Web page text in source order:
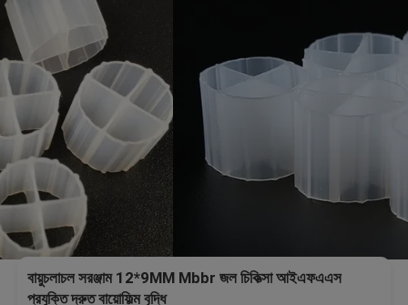
বায়ুচলাচল সরঞ্জাম 12*9MM Mbbr জল চিকিত্সা আইএফএএস
প্রযুক্তি দ্রুত বায়োফিল্ম বৃদ্ধি